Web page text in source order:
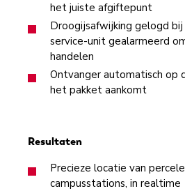
het juiste afgiftepunt
Droogijsafwijking gelogd
service-unit gealarmeerd
handelen
Ontvanger automatisch op
het pakket aankomt
Resultaten
Precieze locatie van
campusstations, in realtime